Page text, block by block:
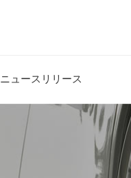
ニュースリリース